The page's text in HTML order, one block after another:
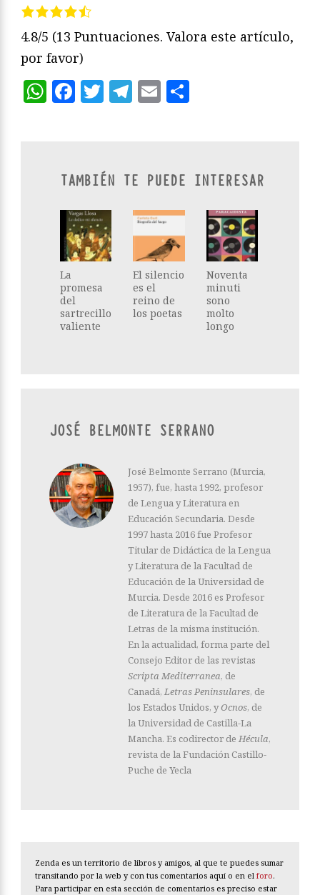
4.8/5 (13 Puntuaciones. Valora este artículo,
por favor)
WhatsApp
Facebook
Twitter
Telegram
Email
TAMBIÉN TE PUEDE INTERESAR
La
promesa
del
sartrecillo
valiente
El silencio
es el
reino de
los poetas
Noventa
minuti
sono
molto
longo
JOSÉ BELMONTE SERRANO
José Belmonte Serrano (Murcia,
1957), fue, hasta 1992, profesor
de Lengua y Literatura en
Educación Secundaria. Desde
1997 hasta 2016 fue Profesor
Titular de Didáctica de la Lengua
y Literatura de la Facultad de
Educación de la Universidad de
Murcia. Desde 2016 es Profesor
de Literatura de la Facultad de
Letras de la misma institución.
En la actualidad, forma parte del
Consejo Editor de las revistas
Scripta Mediterranea, de
Canadá, Letras Peninsulares, de
los Estados Unidos, yOcnos, de
la Universidad de Castilla-La
Mancha. Es codirector de Hécula,
revista de la Fundación Castillo-
Puche de Yecla
Zenda es un territorio de libros y amigos, al que te puedes sumar
transitando por la web y con tus comentarios aquí o en el foro.
Para participar en esta sección de comentarios es preciso estar